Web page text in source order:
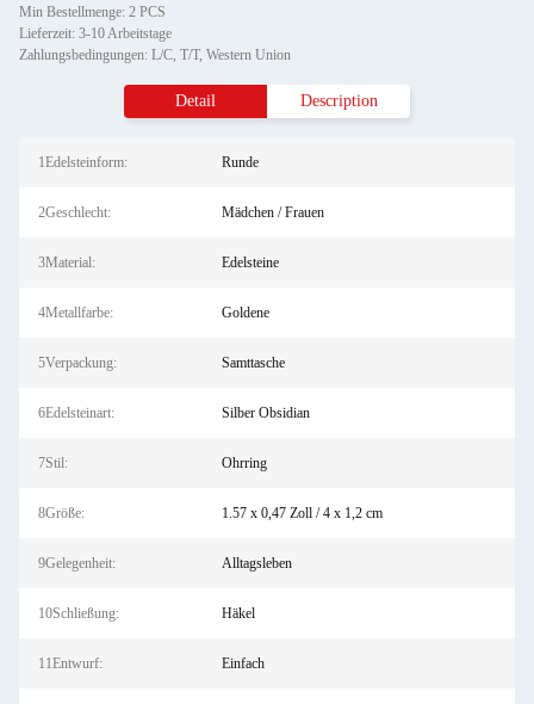
Min Bestellmenge: 2 PCS
Lieferzeit: 3-10 Arbeitstage
Zahlungsbedingungen: L/C, T/T, Western Union
Detail Description
1Edelsteinform: Runde
2Geschlecht: Mädchen / Frauen
3Material: Edelsteine
4Metallfarbe: Goldene
5Verpackung: Samttasche
6Edelsteinart: Silber Obsidian
7Stil: Ohrring
8Größe: 1.57 x 0,47 Zoll / 4 x 1,2 cm
9Gelegenheit: Alltagsleben
10Schließung: Häkel
11Entwurf: Einfach